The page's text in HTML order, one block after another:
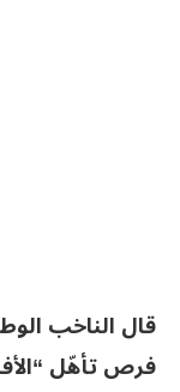
قال الناخب
فرص تأهّل